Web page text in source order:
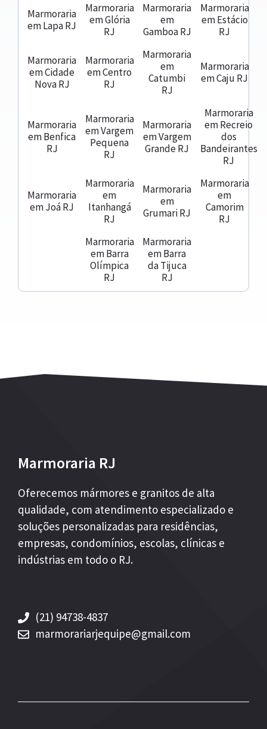
Marmoraria
em Lapa RJ
Marmoraria
em Glória
RJ
Marmoraria
em
Gamboa RJ
Marmoraria
em Estácio
RJ
Marmoraria
em Cidade
Nova RJ
Marmoraria
em Centro
RJ
Marmoraria
em
Catumbi
RJ
Marmoraria
em Caju RJ
Marmoraria
em Benfica
RJ
Marmoraria
em Vargem
Pequena
RJ
Marmoraria
em Vargem
Grande RJ
Marmoraria
em Recreio
dos
Bandeirantes
RJ
Marmoraria
em Joá RJ
Marmoraria
em
Itanhangá
RJ
Marmoraria
em
Grumari RJ
Marmoraria
em
Camorim
RJ
Marmoraria
em Barra
Olímpica
RJ
Marmoraria
em Barra
da Tijuca
RJ
Marmoraria RJ
Oferecemos mármores e granitos de alta
qualidade, com atendimento especializado e
soluções personalizadas para residências,
empresas, condomínios, escolas, clínicas e
indústrias em todo o RJ.
(21) 94738-4837
marmorariarjequipe@gmail.com